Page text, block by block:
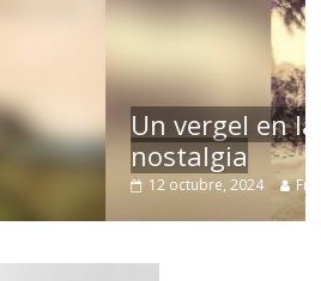
nieblas de la
G. Navarro 0